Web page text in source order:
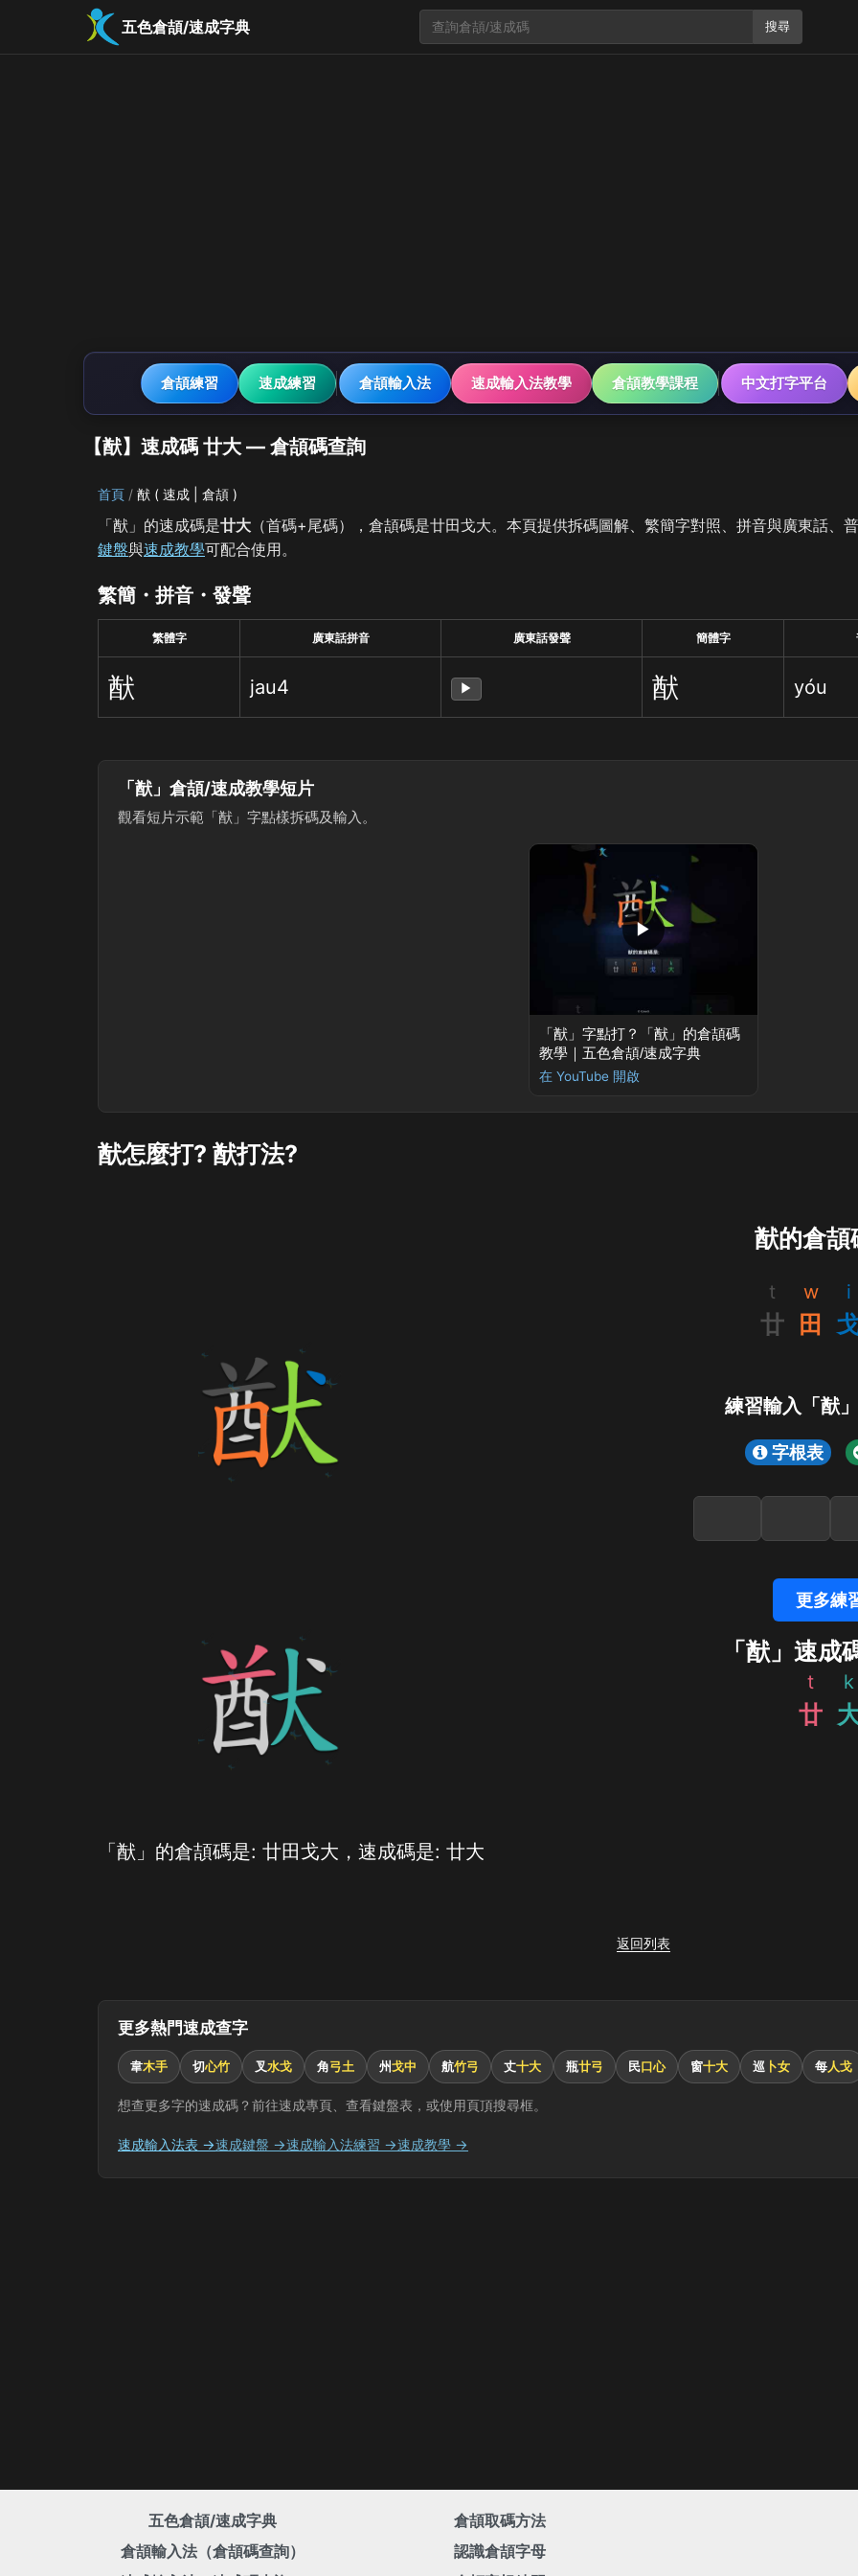
五色倉頡/速成字典 搜尋
倉頡練習 速成練習 倉頡輸入法 速成輸入法教學 倉頡教學課程 中文打字平台
【猷】速成碼 廿大 — 倉頡碼查詢
首頁 猷 ( 速成 | 倉頡 )
「猷」的速成碼是廿大 （首碼+尾碼），倉頡碼是廿田戈大。本頁提供拆碼圖解、繁簡字對照、拼音與廣東話、
鍵盤與速成教學可配合使用。
繁簡・拼音・發聲
繁體字 廣東話拼音 廣東話發聲 簡體字
猷 jau4 ▶ 猷 yóu
「猷」倉頡/速成教學短片
觀看短片示範「猷」字點樣拆碼及輸入。
▶
「猷」字點打？「猷」的倉頡碼
教學｜五色倉頡/速成字典
在 YouTube 開啟
猷怎麼打? 猷打法?
猷的倉頡
t
廿
w
田
i
練習輸入「猷
字根表
更多練
「猷」速成
t
廿
k
「猷」的倉頡碼是: 廿田戈大，速成碼是: 廿大
返回列表
更多熱門速成查字
韋木手 切心竹 叉水戈 角弓土 州戈中 航竹弓 丈十大 瓶廿弓 民口心 窗十大 巡 卜女 每人戈
想查更多字的速成碼？前往速成專頁、查看鍵盤表，或使用頁頂搜尋框。
速成輸入法表 →速成鍵盤 →速成輸入法練習 →速成教學 →
五色倉頡/速成字典
倉頡輸入法（倉頡碼查詢）
倉頡取碼方法
認識倉頡字母